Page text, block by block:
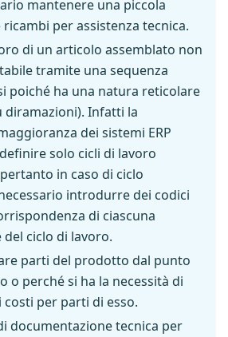
mantenere una piccola
per assistenza tecnica.
di un articolo assemblato non
tramite una sequenza
poiché ha una natura reticolare
diramazioni). Infatti la
dei sistemi ERP
solo cicli di lavoro
in caso di ciclo
introdurre dei codici
di ciascuna
ciclo di lavoro.
parti del prodotto dal punto
o perché si ha la necessità di
costi per parti di esso.
documentazione tecnica per